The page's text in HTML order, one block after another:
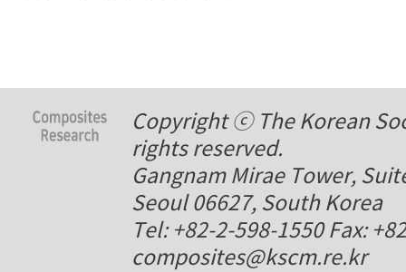
Copyright ⓒ The Korean
rights reserved.
Gangnam Mirae Tower,
Seoul 06627, South Korea
Tel: +82-2-598-1550 Fax:
composites@kscm.re.kr